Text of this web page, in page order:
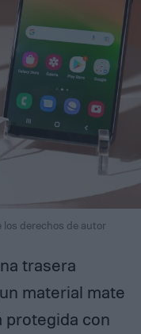
derechos de autor
trasera
material mate
protegida con